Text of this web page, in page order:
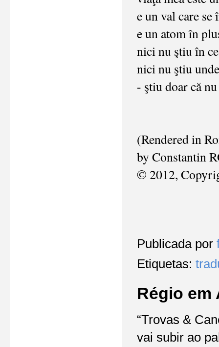
e un val care se
e un atom în
nici nu ştiu în
nici nu ştiu
- ştiu doar că
(Rendered in
by Constantin
© 2012,
Publicada por
Etiquetas:
Régio em
“Trovas &
vai subir ao